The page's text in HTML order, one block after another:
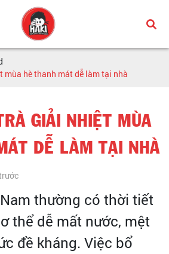
mùa hè thanh mát dễ làm tại nhà
GIẢI NHIỆT MÙA
DỄ LÀM TẠI NHÀ
thường có thời tiết
thể dễ mất nước, mệt
đề kháng. Việc bổ